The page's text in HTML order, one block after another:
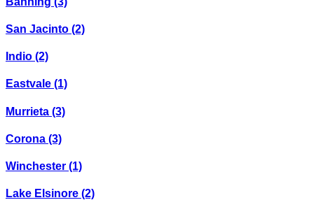
San Jacinto (2)
Indio (2)
Eastvale (1)
Murrieta (3)
Corona (3)
Winchester (1)
Lake Elsinore (2)